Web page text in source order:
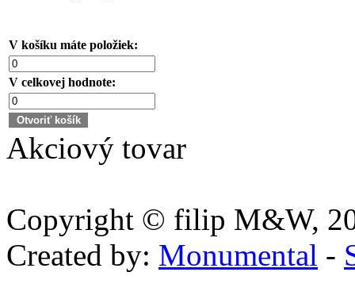
V košíku máte položiek:
V celkovej hodnote:
Akciový tovar
Copyright © filip M&W,
Created by: Monumental -